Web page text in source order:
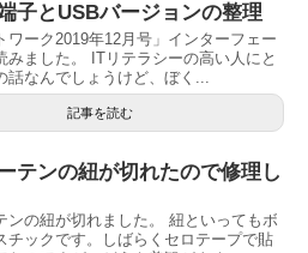
子とUSBバージョンの整理
ワーク2019年12月号」インターフェー
みました。 ITリテラシーの高い人にと
話なんでしょうけど、ぼく...
記事を読む
テンの紐が切れたので修理し
ンの紐が切れました。 紐といってもボ
チックです。しばらくセロテープで貼